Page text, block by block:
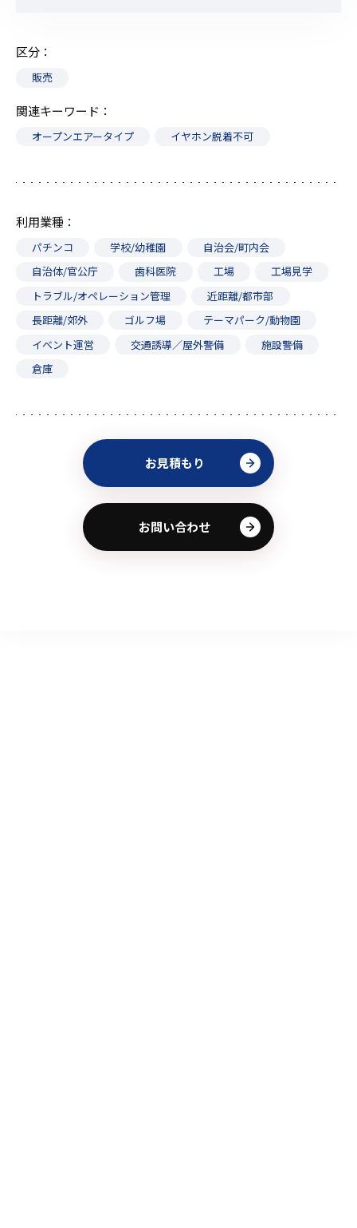
区分
販売
関連キーワード
オープンエアータイプ イヤホン脱着不可
利用業種
パチンコ 学校/幼稚園
自治会/町内会
自治体/官公庁
歯科医院 工場
工場見学
トラブル/オペレーション管理
近距離/都市部
長距離/郊外
ゴルフ場
テーマパーク/動物園
イベント運営
交通誘導／屋外警備
施設警備
倉庫
お見積もり
お問い合わせ